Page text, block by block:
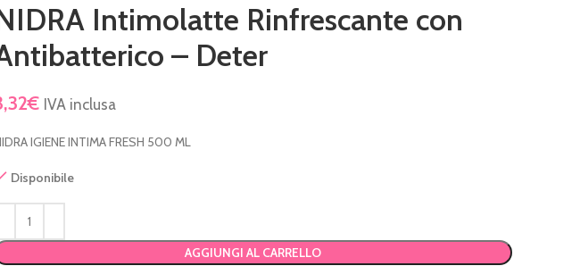
Intimolatte Rinfrescante con
– Deter
€ IVA inclusa
IGIENE INTIMA FRESH 500 ML
Disponibile
AGGIUNGI AL CARRELLO